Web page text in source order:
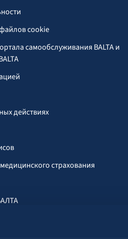
cookie
самообслуживания BALTA и
действиях
страхования